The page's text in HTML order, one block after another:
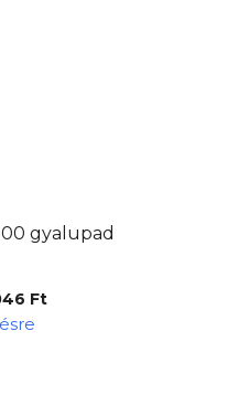
gyalupad
Ft